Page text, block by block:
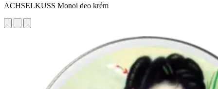
ACHSELKUSS Monoi deo krém